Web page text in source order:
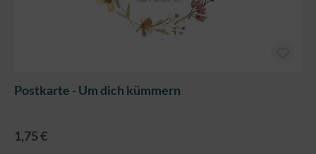
Postkarte - Um dich kümmern
1,75 €